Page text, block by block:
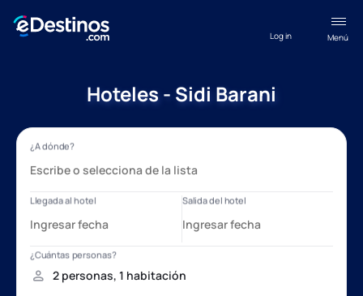
Menú
Log in
Hoteles - Sidi Barani